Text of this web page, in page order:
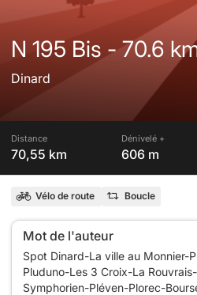
N 195 Bis -
Dinard
Distance
70,55 km
Dénivelé +
606 m
Vélo de route Boucle
Mot de l'auteur
Spot Dinard-La ville au Monnier-
Pluduno-Les 3 Croix-La
Symphorien-Pléven-Plorec-